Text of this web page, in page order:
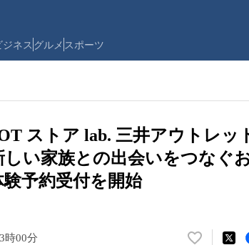
ジネス グルメ スポーツ
ストア lab. 三井アウトレッ
い家族との出会いをつなぐ
験予約受付を開始
時00分